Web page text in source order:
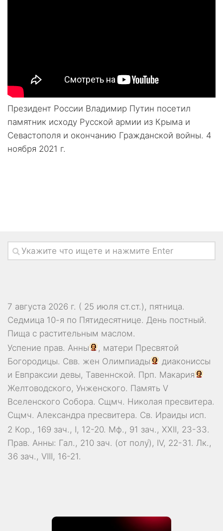
Президент России Владимир Путин посетил
памятник исходу Русской армии из Крыма и
Севастополя и окончанию Гражданской войны. 4
ноября 2021 г.
7 августа 2026 г. ( 25 июля ст.ст.), пятница.
Седмица 10-я по Пятидесятнице. День постный.
Пища с растительным маслом.
Успение прав. Анны
, матери Пресвятой
Богородицы. Свв. жен Олимпиады
диакониссы
и Евпраксии девы, Тавеннской. Прп. Макария
Желтоводского, Унженского. Память V
Вселенского Собора. Сщмч. Николая пресвитера.
Сщмч. Александра пресвитера. Св. Ираиды исп.
2 Кор., 169 зач., I, 12-20. Мф., 91 зач., XXII, 23-33.
Прав. Анны: Гал., 210 зач. (от полу́), IV, 22-31. Лк.,
36 зач., VIII, 16-21.